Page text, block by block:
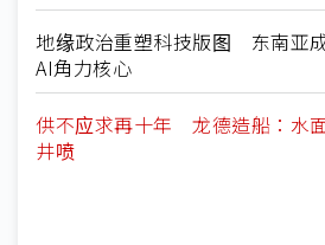
地缘政治重塑科技版图 东南亚
AI角力核心
供不应求再十年 龙德造船：水
井喷